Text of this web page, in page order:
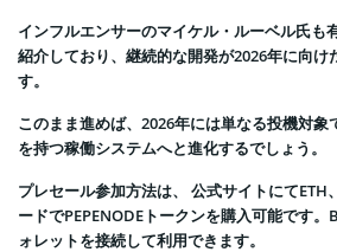
インフルエンサーのマイケル・ルーベル氏も
紹介しており、継続的な開発が2026年に向け
す。
このまま進めば、2026年には単なる投機対
を持つ稼働システムへと進化するでしょう。
プレセール参加方法は、 公式サイトにてETH
ードでPEPENODEトークンを購入可能です
ォレットを接続して利用できます。